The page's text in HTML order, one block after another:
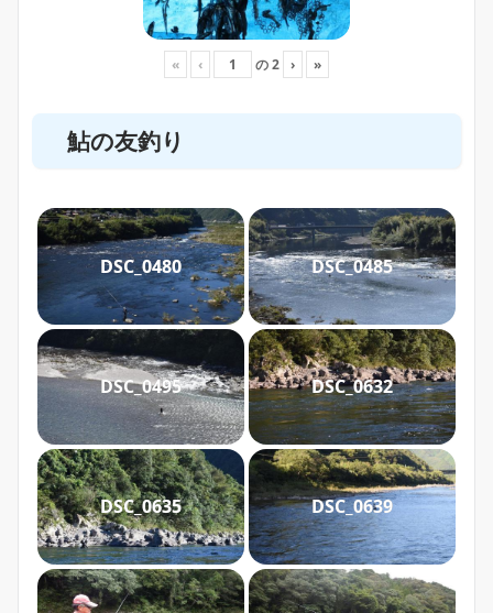
« ‹ の2 › »
鮎の友釣り
DSC_0480 DSC_0485
DSC_0495 DSC_0632
DSC_0635 DSC_0639